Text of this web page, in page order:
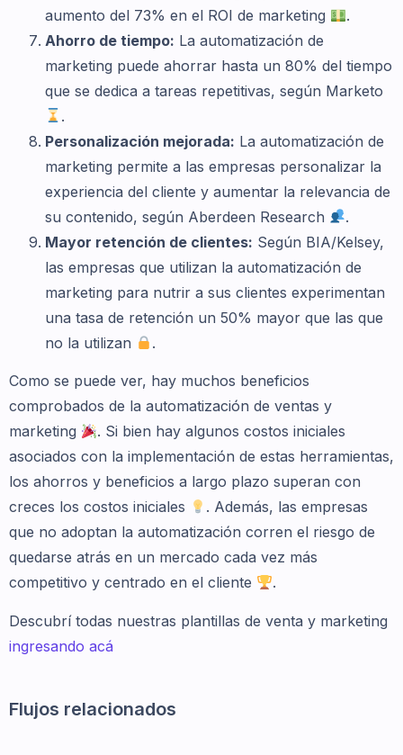
aumento del 73% en el ROI de marketing
.
Ahorro de tiempo: La automatización de
marketing puede ahorrar hasta un 80% del tiempo
que se dedica a tareas repetitivas, según Marketo
.
Personalización mejorada: La automatización de
marketing permite a las empresas personalizar la
experiencia del cliente y aumentar la relevancia de
su contenido, según Aberdeen Research
.
Mayor retención de clientes: Según BIA/Kelsey,
las empresas que utilizan la automatización de
marketing para nutrir a sus clientes experimentan
una tasa de retención un 50% mayor que las que
no la utilizan
.
Como se puede ver, hay muchos beneficios
comprobados de la automatización de ventas y
marketing
. Si bien hay algunos costos iniciales
asociados con la implementación de estas herramientas,
los ahorros y beneficios a largo plazo superan con
creces los costos iniciales
. Además, las empresas
que no adoptan la automatización corren el riesgo de
quedarse atrás en un mercado cada vez más
competitivo y centrado en el cliente
.
Descubrí todas nuestras plantillas de venta y marketing
ingresando acá
Flujos relacionados